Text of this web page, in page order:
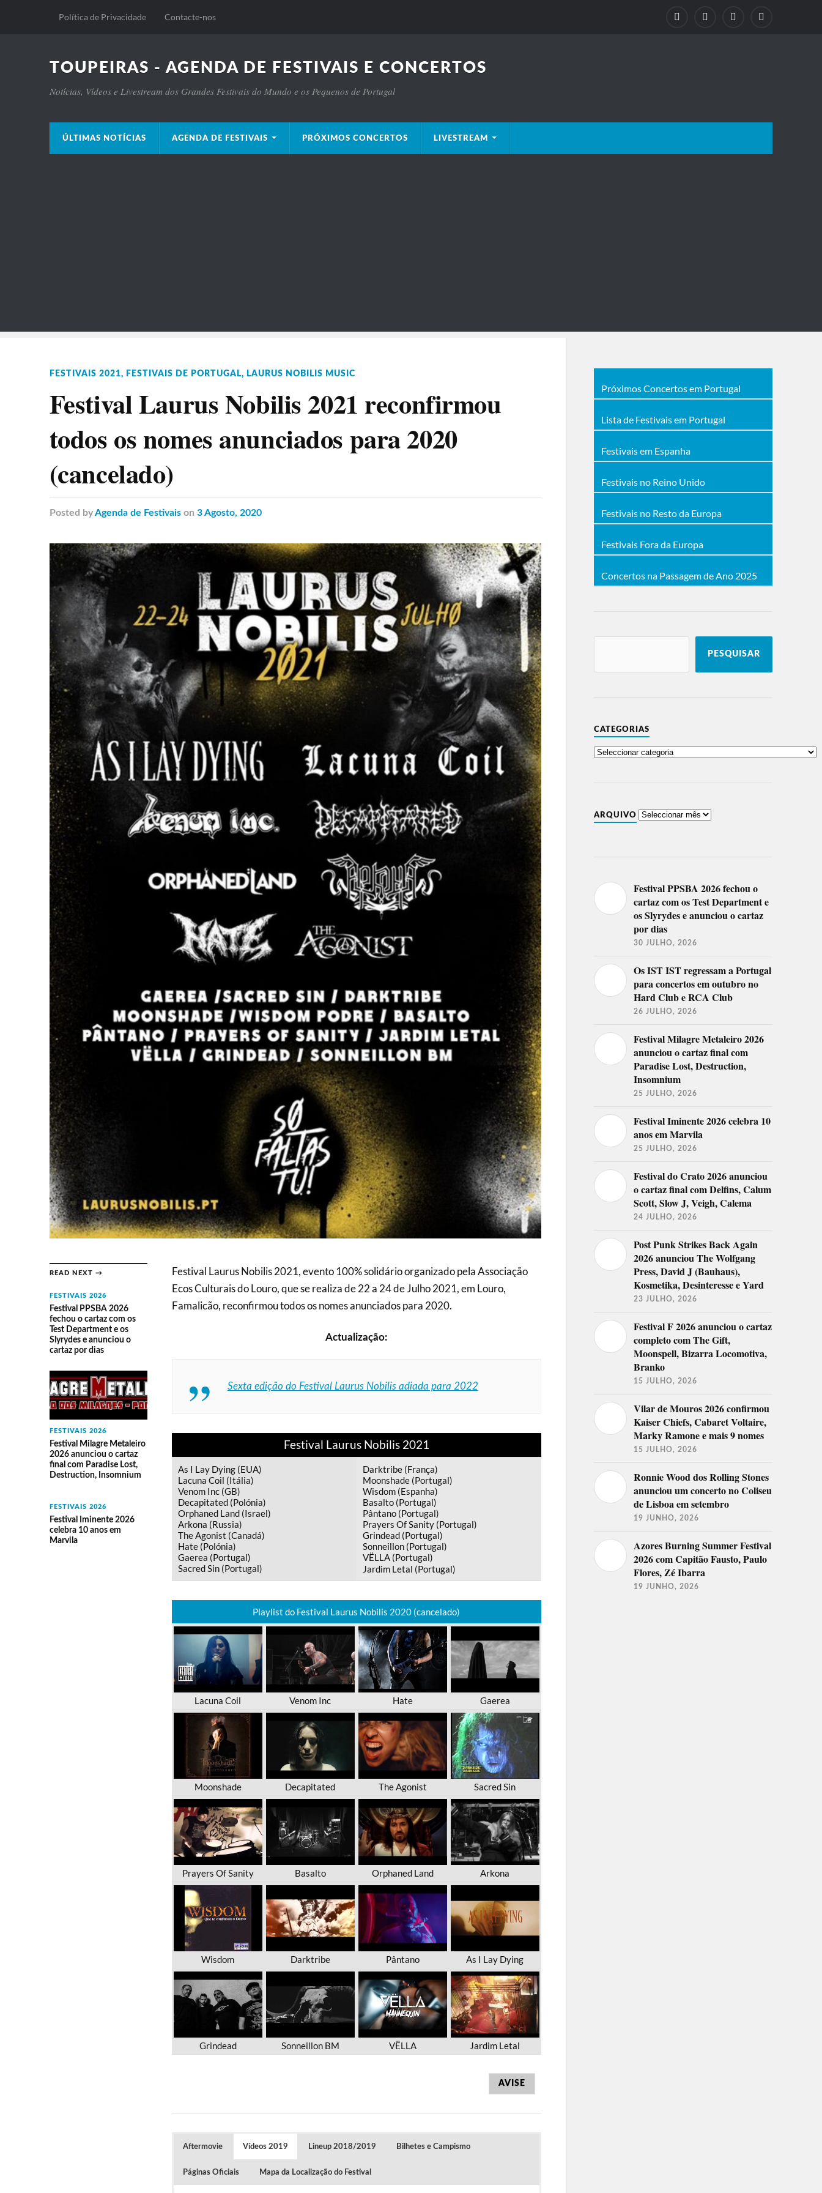
Política de Privacidade Contacte-nos
TOUPEIRAS - AGENDA DE FESTIVAIS E CONCERTOS
Notícias, Vídeos e Livestream dos Grandes Festivais do Mundo e os Pequenos de Portugal
ÚLTIMAS NOTÍCIAS AGENDA DE FESTIVAIS PRÓXIMOS CONCERTOS LIVESTREAM
FESTIVAIS 2021, FESTIVAIS DE PORTUGAL, LAURUS NOBILIS MUSIC
Festival Laurus Nobilis 2021 reconfirmou
todos os nomes anunciados para 2020
(cancelado)
Posted byAgenda de Festivais on 3 Agosto, 2020
READ NEXT →
FESTIVAIS 2026
Festival PPSBA 2026
fechou o cartaz com os
Test Department e os
Slyrydes e anunciou o
cartaz por dias
FESTIVAIS 2026
Festival Milagre Metaleiro
2026 anunciou o cartaz
final com Paradise Lost,
Destruction, Insomnium
FESTIVAIS 2026
Festival Iminente 2026
celebra 10 anos em
Marvila
Festival Laurus Nobilis 2021, evento 100% solidário organizado pela Associação
Ecos Culturais do Louro, que se realiza de 22 a 24 de Julho 2021, em Louro,
Famalicão, reconfirmou todos os nomes anunciados para 2020.
Actualização:
Sexta edição do Festival Laurus Nobilis adiada para 2022
Festival Laurus Nobilis 2021
As I Lay Dying (EUA)
Lacuna Coil (Itália)
Venom Inc (GB)
Decapitated (Polónia)
Orphaned Land (Israel)
Arkona (Russia)
The Agonist (Canadá)
Hate (Polónia)
Gaerea (Portugal)
Sacred Sin (Portugal)
Darktribe (França)
Moonshade (Portugal)
Wisdom (Espanha)
Basalto (Portugal)
Pântano (Portugal)
Prayers Of Sanity (Portugal)
Grindead (Portugal)
Sonneillon (Portugal)
VËLLA (Portugal)
Jardim Letal (Portugal)
Playlist do Festival Laurus Nobilis 2020 (cancelado)
Lacuna Coil Venom Inc Hate Gaerea
Moonshade Decapitated The Agonist Sacred Sin
Prayers Of Sanity Basalto Orphaned Land Arkona
Wisdom Darktribe Pântano As I Lay Dying
Grindead Sonneillon BM VËLLA Jardim Letal
AVISE
Aftermovie Vídeos 2019 Lineup 2018/2019 Bilhetes e Campismo
Páginas Oficiais Mapa da Localização do Festival
Próximos Concertos em Portugal
Lista de Festivais em Portugal
Festivais em Espanha
Festivais no Reino Unido
Festivais no Resto da Europa
Festivais Fora da Europa
Concertos na Passagem de Ano 2025
PESQUISAR
CATEGORIAS
ARQUIVO
Festival PPSBA 2026 fechou o
cartaz com os Test Department e
os Slyrydes e anunciou o cartaz
por dias
30 JULHO, 2026
Os IST IST regressam a Portugal
para concertos em outubro no
Hard Club e RCA Club
26 JULHO, 2026
Festival Milagre Metaleiro 2026
anunciou o cartaz final com
Paradise Lost, Destruction,
Insomnium
25 JULHO, 2026
Festival Iminente 2026 celebra 10
anos em Marvila
25 JULHO, 2026
Festival do Crato 2026 anunciou
o cartaz final com Delfins, Calum
Scott, Slow J, Veigh, Calema
24 JULHO, 2026
Post Punk Strikes Back Again
2026 anunciou The Wolfgang
Press, David J (Bauhaus),
Kosmetika, Desinteresse e Yard
23 JULHO, 2026
Festival F 2026 anunciou o cartaz
completo com The Gift,
Moonspell, Bizarra Locomotiva,
Branko
15 JULHO, 2026
Vilar de Mouros 2026 confirmou
Kaiser Chiefs, Cabaret Voltaire,
Marky Ramone e mais 9 nomes
15 JULHO, 2026
Ronnie Wood dos Rolling Stones
anunciou um concerto no Coliseu
de Lisboa em setembro
19 JUNHO, 2026
Azores Burning Summer Festival
2026 com Capitão Fausto, Paulo
Flores, Zé Ibarra
19 JUNHO, 2026